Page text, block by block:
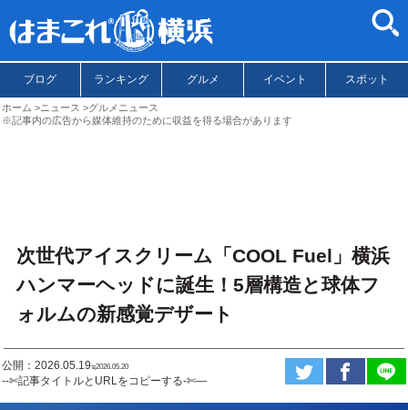
ブログ ランキング グルメ イベント スポット
ホーム ニュース
グルメニュース
※記事内の広告から媒体維持のために収益を得る場合があります
次世代アイスクリーム「COOL Fuel」横浜
ハンマーヘッドに誕生！5層構造と球体フ
ォルムの新感覚デザート
公開：2026.05.19ಇ2026.05.20
--✄記事タイトルとURLをコピーする-✄—